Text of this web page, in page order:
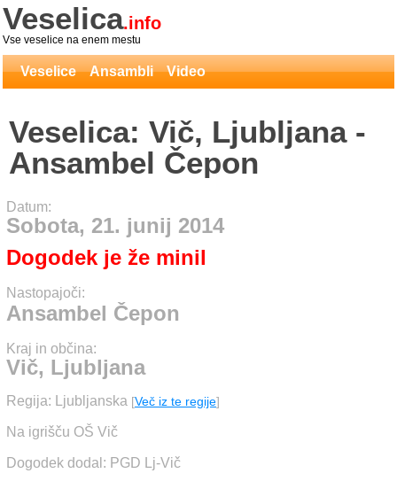
Veselica.info
Vse veselice na enem mestu
Veselice Ansambli Video
Veselica: Vič, Ljubljana -
Ansambel Čepon
Datum:
Sobota, 21. junij 2014
Dogodek je že minil
Nastopajoči:
Ansambel Čepon
Kraj in občina:
Vič, Ljubljana
Regija: Ljubljanska [Več iz te regije]
Na igrišču OŠ Vič
Dogodek dodal: PGD Lj-Vič